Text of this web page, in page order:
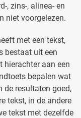
, zins-, alinea- en
niet voorgelezen.
met een tekst,
bestaat uit een
hierachter aan een
bepalen wat
de resultaten goed,
tekst, in de andere
tekst met dezelfde